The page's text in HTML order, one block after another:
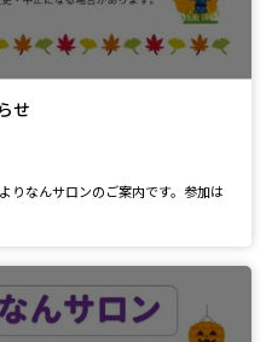
せ
りなんサロンのご案内です。参加は